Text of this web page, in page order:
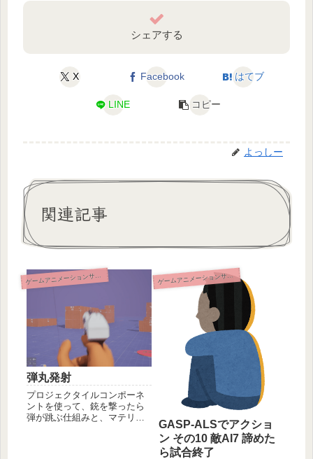
シェアする
X Facebook はてブ
LINE コピー
よっしー
関連記事
ゲ ームアニメーションサンプル改造
弾丸発射
プロジェクタイルコンポーネ
ントを使って、銃を撃ったら
弾が跳ぶ仕組みと、マテリア
ゲームアニメーションサンプル改造
GASP-ALSでアクショ
ン その10 敵AI7 諦めた
ら試合終了